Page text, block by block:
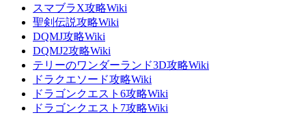
スマブラX攻略Wiki
聖剣伝説攻略Wiki
DQMJ攻略Wiki
DQMJ2攻略Wiki
テリーのワンダーランド3D攻略Wiki
ドラクエソード攻略Wiki
ドラゴンクエスト6攻略Wiki
ドラゴンクエスト7攻略Wiki